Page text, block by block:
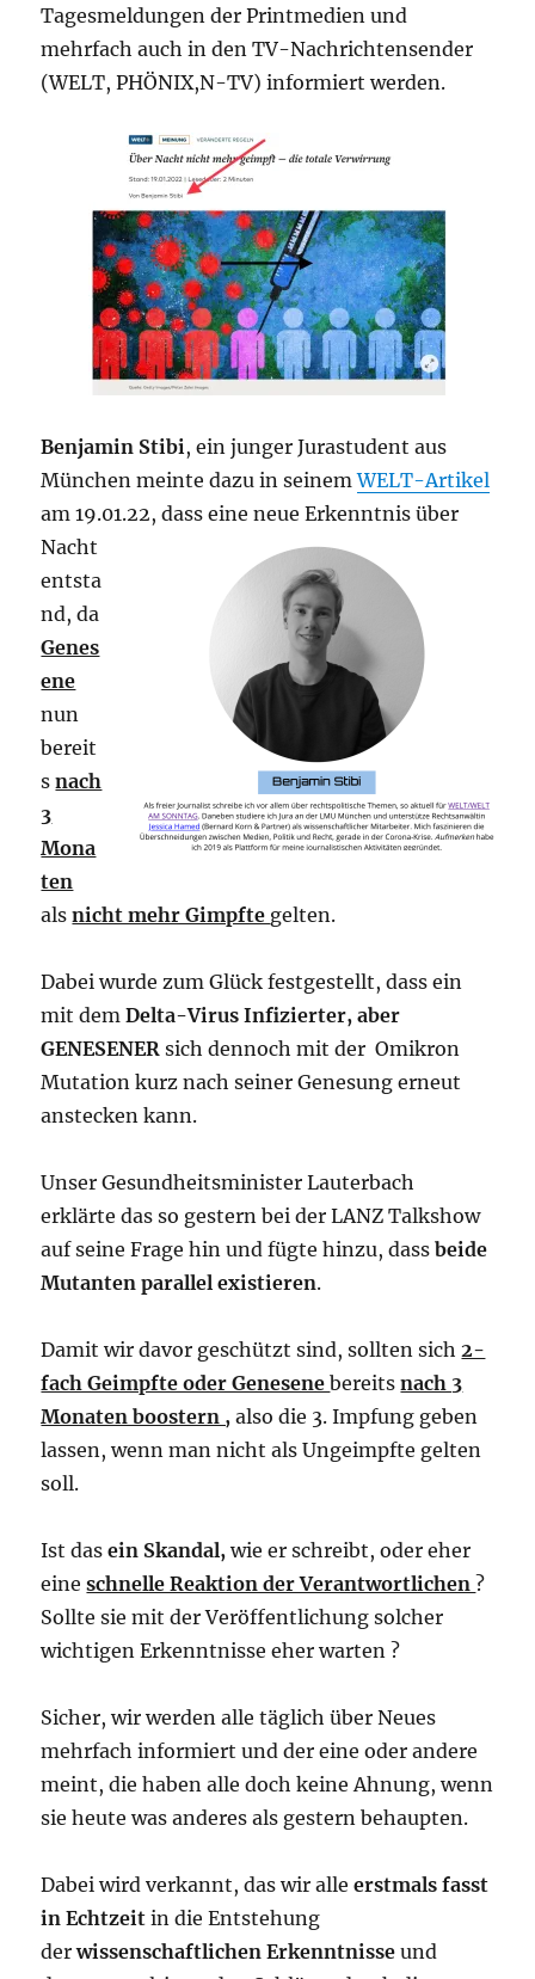
Tagesmeldungen der Printmedien und
mehrfach auch in den TV-Nachrichtensender
(WELT, PHÖNIX,N-TV) informiert werden.
Benjamin Stibi , ein junger Jurastudent aus
München meinte dazu in seinemWELT-Artikel
am 19.01.22, dass eine neueErkenntnis über
Nacht
entsta
nd, da
Genes
ene
nun
bereit
snach
3
Mona
ten
alsnicht mehr Gimpfte gelten.
Dabei wurde zum Glück festgestellt, dass ein
mit demDelta-Virus Infizierter, aber
GENESENER sich dennoch mit der Omikron
Mutation kurz nach seiner Genesung erneut
anstecken kann.
Unser Gesundheitsminister Lauterbach
erklärte das so gestern bei der LANZ Talkshow
auf seine Frage hin und fügte hinzu, dassbeide
Mutanten parallel existieren.
Damit wir davor geschützt sind, sollten sich 2-
fach Geimpfte oder Genesenebereitsnach 3
Monaten boostern , also die 3. Impfung geben
lassen, wenn man nicht als Ungeimpfte gelten
soll.
Ist dasein Skandal, wie er schreibt, oder eher
eineschnelle Reaktion der Verantwortlichen?
Sollte sie mit der Veröffentlichung solcher
wichtigen Erkenntnisse eher warten ?
Sicher, wir werden alle täglich über Neues
mehrfach informiert und der eine oder andere
meint, die haben alle doch keine Ahnung, wenn
sie heute was anderes als gestern behaupten.
Dabei wird verkannt, das wir alleerstmals fasst
in Echtzeitin die Entstehung
derwissenschaftlichen Erkenntnisse und